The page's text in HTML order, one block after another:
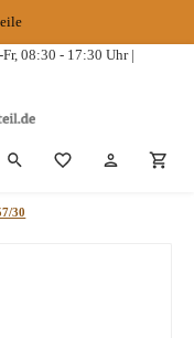
08:30 - 17:30 Uhr |
Du hast 0
30